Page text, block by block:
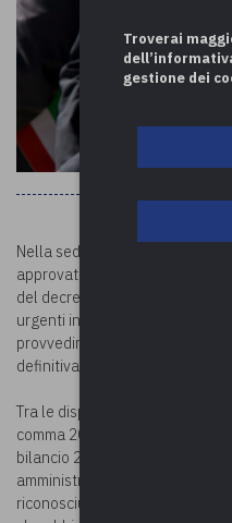
Nella seduta del 15 febbraio
approvato, con modificazioni, il
del decreto-legge 29 dicembre
urgenti in materia di termini
provvedimento passa
definitiva conversione in legge
Tra le disposizioni di interesse
comma 20-ter, che stabilisce
bilancio 2022 per l’incremento
amministratori locali stabilito
riconosciute ai comuni
Troverai
gestione dei